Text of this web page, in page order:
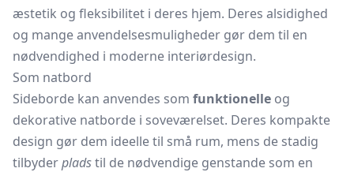
æstetik og fleksibilitet i deres hjem. Deres alsidighed
og mange anvendelsesmuligheder gør dem til en
nødvendighed i moderne interiørdesign.
Som natbord
Sideborde kan anvendes som funktionelle og
dekorative natborde i soveværelset. Deres kompakte
design gør dem ideelle til små rum, mens de stadig
tilbyderpladstil de nødvendige genstande som en